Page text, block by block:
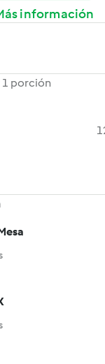
información
1 porción